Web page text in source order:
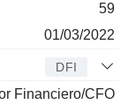
59
01/03/2022
DFI
Financiero/CFO